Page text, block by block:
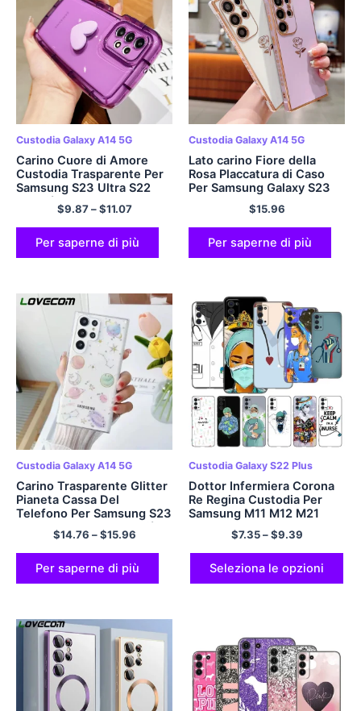
Custodia Galaxy A14 5G
Carino Cuore di Amore
Custodia Trasparente Per
Samsung S23 Ultra S22
S21 Più A23 A13 A14 A34
A54 A32 A52 A51 A71 a72
Antiurto Molle Della
Copertura di TPU
$9.87–$11.07
Per saperne di più
Custodia Galaxy A14 5G
Lato carino Fiore della
Rosa Placcatura di Caso
Per Samsung Galaxy S23
S22 S21 Ultra Plus S20 FE
A54 A34 A14 A53 a23
A24 5G Paraurti Molle
Della Copertura
$15.96
Per saperne di più
Custodia Galaxy A14 5G
Carino Trasparente Glitter
Pianeta Cassa Del
Telefono Per Samsung S23
S22 S20 S21 Ultra FE Più
A52 A53 A32 A14 a33
A23 Nota 20 Copertina
morbida
$14.76 –$15.96
Per saperne di più
Custodia Galaxy S22 Plus
Dottor Infermiera Corona
Re Regina Custodia Per
Samsung M11 M12 M21
M22 M30 M31 S M32 5G
M51 M52 Nota 10 Lite 20
Ultra J4 J6 Più J8 2018
$7.35–$9.39
Seleziona le opzioni